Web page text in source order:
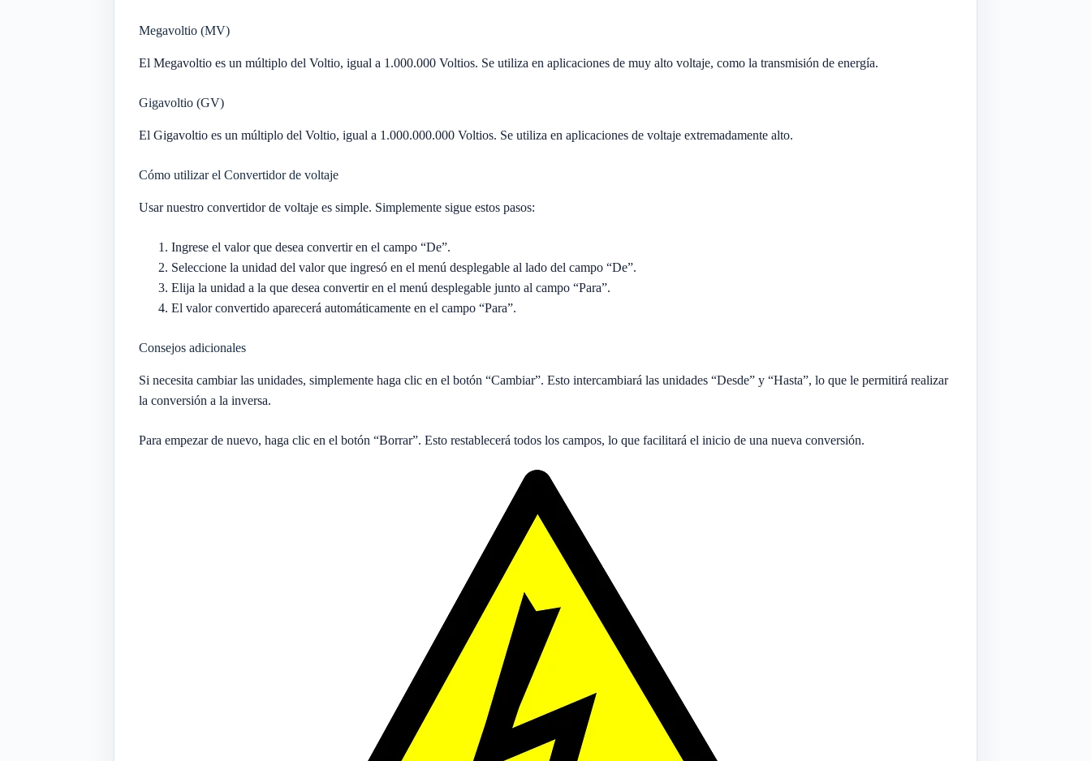
Megavoltio (MV)
El Megavoltio es un múltiplo del Voltio, igual a 1.000.000 Voltios. Se utiliza en aplicaciones de muy alto voltaje, como la transmisión de energía.
Gigavoltio (GV)
El Gigavoltio es un múltiplo del Voltio, igual a 1.000.000.000 Voltios. Se utiliza en aplicaciones de voltaje extremadamente alto.
Cómo utilizar el Convertidor de voltaje
Usar nuestro convertidor de voltaje es simple. Simplemente sigue estos pasos:
Ingrese el valor que desea convertir en el campo “De”.
Seleccione la unidad del valor que ingresó en el menú desplegable al lado del campo “De”.
Elija la unidad a la que desea convertir en el menú desplegable junto al campo “Para”.
El valor convertido aparecerá automáticamente en el campo “Para”.
Consejos adicionales
Si necesita cambiar las unidades, simplemente haga clic en el botón “Cambiar”. Esto intercambiará las unidades “Desde” y “Hasta”, lo que le permitirá realizar
la conversión a la inversa.
Para empezar de nuevo, haga clic en el botón “Borrar”. Esto restablecerá todos los campos, lo que facilitará el inicio de una nueva conversión.